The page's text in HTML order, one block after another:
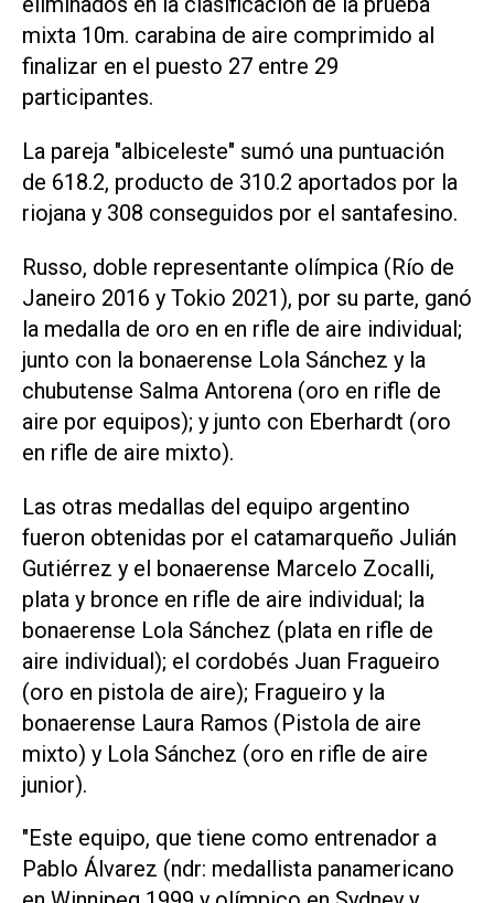
mixta 10m. carabina de aire comprimido al
finalizar en el puesto 27 entre 29
participantes.
La pareja "albiceleste" sumó una puntuación
de 618.2, producto de 310.2 aportados por la
riojana y 308 conseguidos por el santafesino.
Russo, doble representante olímpica (Río de
Janeiro 2016 y Tokio 2021), por su parte, ganó
la medalla de oro en en rifle de aire individual;
junto con la bonaerense Lola Sánchez y la
chubutense Salma Antorena (oro en rifle de
aire por equipos); y junto con Eberhardt (oro
en rifle de aire mixto).
Las otras medallas del equipo argentino
fueron obtenidas por el catamarqueño Julián
Gutiérrez y el bonaerense Marcelo Zocalli,
plata y bronce en rifle de aire individual; la
bonaerense Lola Sánchez (plata en rifle de
aire individual); el cordobés Juan Fragueiro
(oro en pistola de aire); Fragueiro y la
bonaerense Laura Ramos (Pistola de aire
mixto) y Lola Sánchez (oro en rifle de aire
junior).
"Este equipo, que tiene como entrenador a
Pablo Álvarez (ndr: medallista panamericano